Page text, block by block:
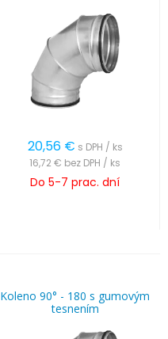
20,56 € s DPH / ks
16,72 € bez DPH / ks
Do 5-7 prac. dní
Koleno 90° - 180 s gumovým
tesnením